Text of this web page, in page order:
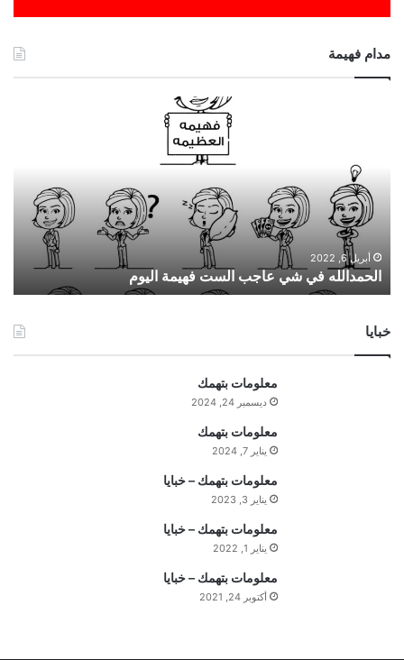
مدام فهيمة
الست
فهيمة
اليوم
أبريل 6, 2022
الحمدالله في شي عاجب الست فهيمة اليوم
خبايا
معلومات بتهمك
ديسمبر 24, 2024
معلومات بتهمك
يناير 7, 2024
معلومات بتهمك – خبايا
يناير 3, 2023
معلومات بتهمك – خبايا
يناير 1, 2022
معلومات بتهمك – خبايا
أكتوبر 24, 2021